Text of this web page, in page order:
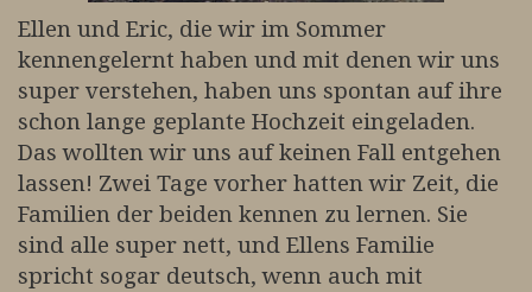
Ellen und Eric, die wir im Sommer
kennengelernt haben und mit denen wir uns
super verstehen, haben uns spontan auf ihre
schon lange geplante Hochzeit eingeladen.
Das wollten wir uns auf keinen Fall entgehen
lassen! Zwei Tage vorher hatten wir Zeit, die
Familien der beiden kennen zu lernen. Sie
sind alle super nett, und Ellens Familie
spricht sogar deutsch, wenn auch mit